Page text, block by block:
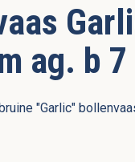
ag. b 7
"Garlic"